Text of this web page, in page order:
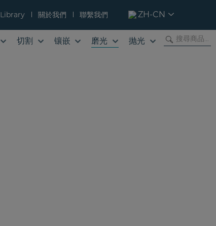
Library 關於我們 聯繫我們 ZH-CN
切割 镶嵌 磨光 抛光